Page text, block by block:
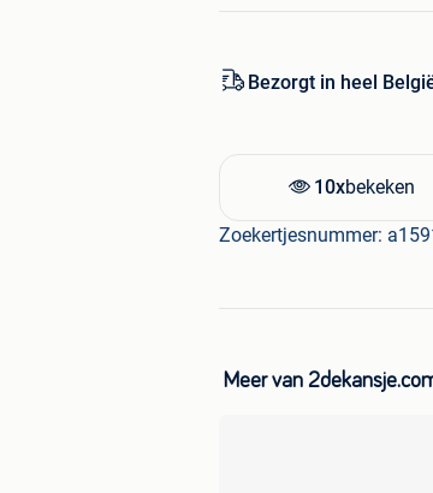
deze badjas brengt een
Specificaties
Merk: Capa Home
Pasvorm: valt
Gun jezelf dat
Bezorgt in heel
10xbekeken
Zoekertjesnummer:
Meer van